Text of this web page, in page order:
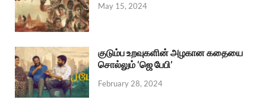
May 15, 2024
குடும்ப உறவுகளின் அழகான கதையை
சொல்லும் ‘ஜெ பேபி’
February 28, 2024